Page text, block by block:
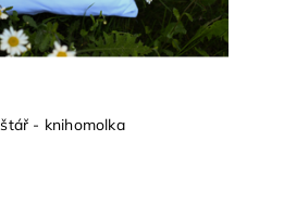
- knihomolka